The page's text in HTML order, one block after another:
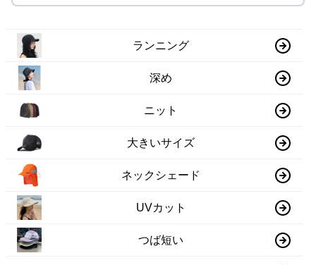
ランニング
深め
ニット
大きいサイズ
ネックシェード
UVカット
つば短い